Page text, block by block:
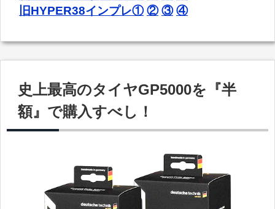
旧HYPER38インプレ① ② ③ ④
史上最高のタイヤGP5000を『半
額』で購入すべし！